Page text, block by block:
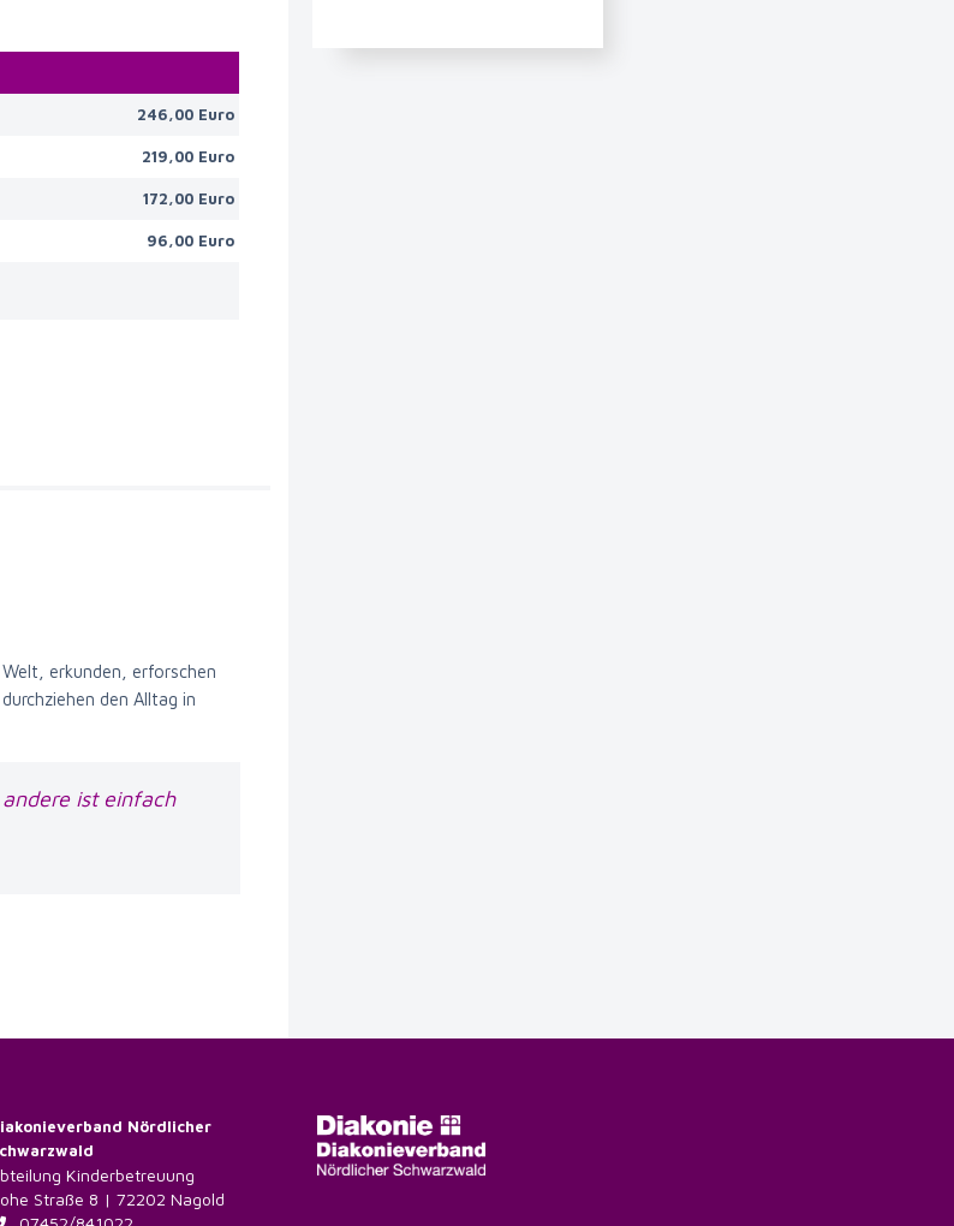
246,00 Euro
219,00 Euro
172,00 Euro
96,00 Euro
erkunden, erforschen
den Alltag in
ist einfach
Nördlicher
Kinderbetreuung
Straße 8 | 72202 Nagold